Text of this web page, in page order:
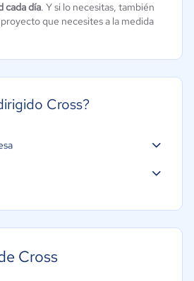
cada día. Y si lo necesitas, también
que necesites a la medida
Cross?
Cross